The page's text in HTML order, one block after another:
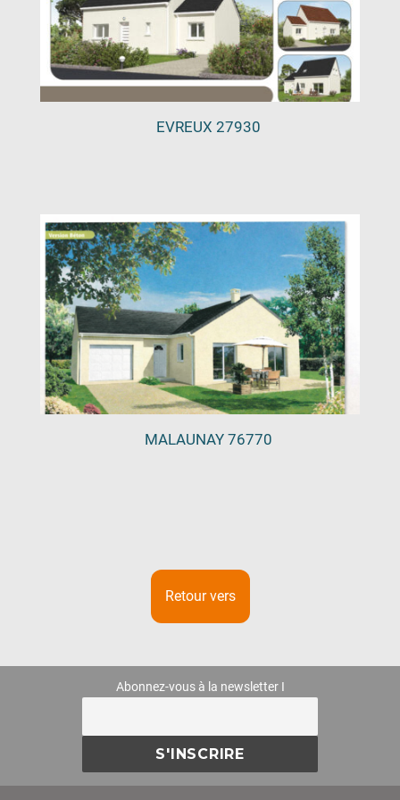
EVREUX 27930
MALAUNAY 76770
Retour vers
Abonnez-vous à la newsletter I